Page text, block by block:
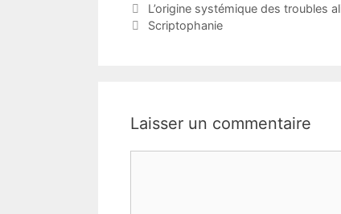
L’origine systémique des troubles
Scriptophanie
Laisser un commentaire